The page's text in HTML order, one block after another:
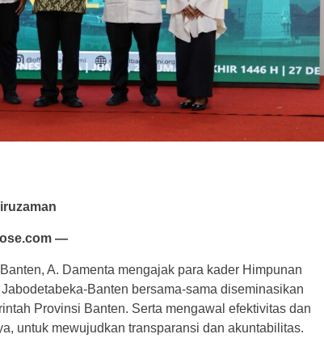
—
A. Damenta mengajak para kader Himpunan
Banten bersama-sama diseminasikan
Provinsi Banten. Serta mengawal efektivitas dan
untuk mewujudkan transparansi dan akuntabilitas.